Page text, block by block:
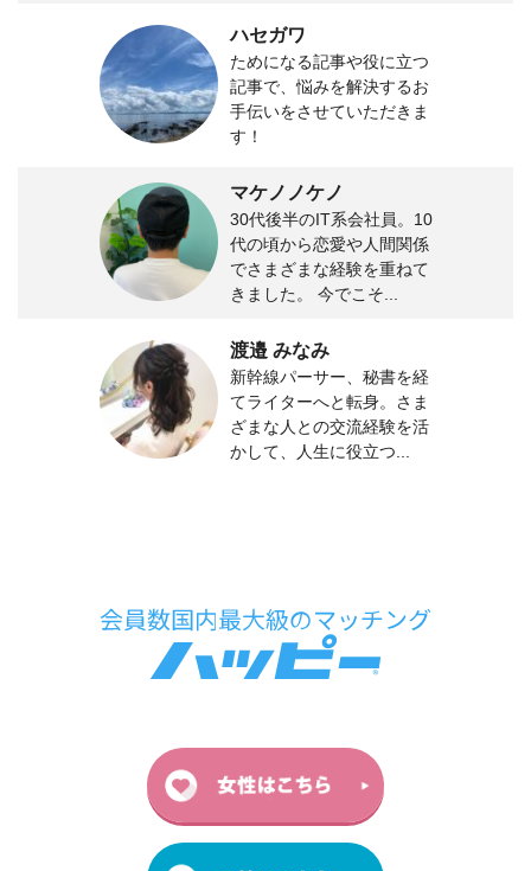
ハセガワ
ためになる記事や役に立つ
記事で、悩みを解決するお
手伝いをさせていただきま
す！
マケノノケノ
30代後半のIT系会社員。10
代の頃から恋愛や人間関係
でさまざまな経験を重ねて
きました。 今でこそ...
渡邉 みなみ
新幹線パーサー、秘書を経
てライターへと転身。さま
ざまな人との交流経験を活
かして、人生に役立つ...